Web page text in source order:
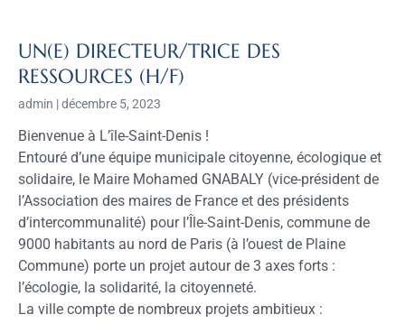
UN(E) DIRECTEUR/TRICE DES
RESSOURCES (H/F)
admin décembre 5, 2023
Bienvenue à L’île-Saint-Denis !
Entouré d’une équipe municipale citoyenne, écologique et
solidaire, le Maire Mohamed GNABALY (vice-président de
l’Association des maires de France et des présidents
d’intercommunalité) pour l’Île-Saint-Denis, commune de
9000 habitants au nord de Paris (à l’ouest de Plaine
Commune) porte un projet autour de 3 axes forts :
l’écologie, la solidarité, la citoyenneté.
La ville compte de nombreux projets ambitieux :